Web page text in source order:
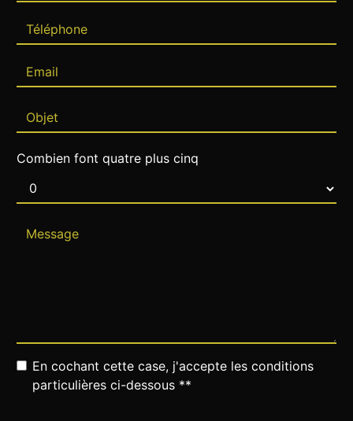
Combien font quatre plus cinq
En cochant cette case, j'accepte les conditions
particulières ci-dessous **